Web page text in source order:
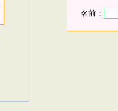
名前：